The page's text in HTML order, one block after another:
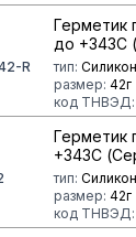
R
Герметик
до +343С
тип:
размер: 42г
код ТНВЭД:
Герметик
+343С
тип:
размер: 42г
код ТНВЭД: